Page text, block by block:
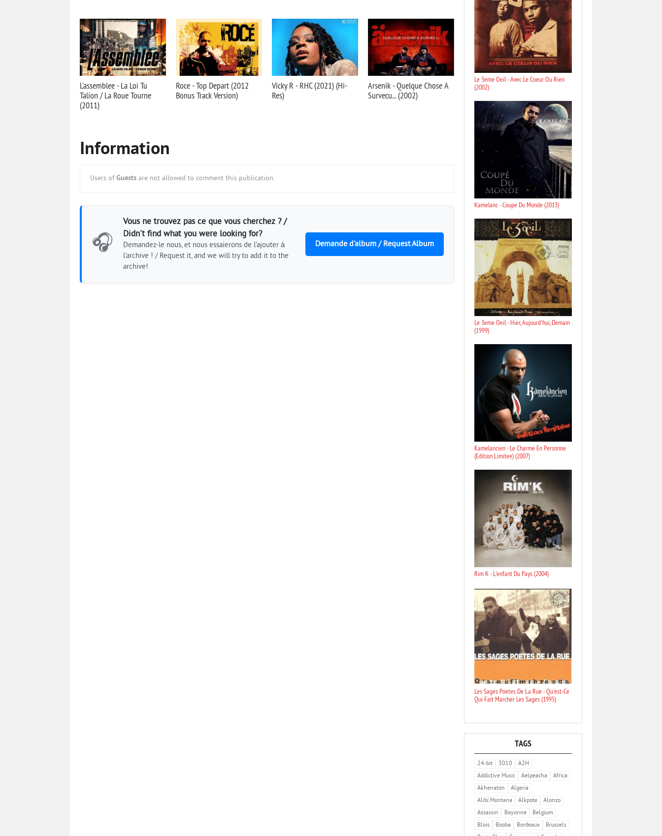
L'assemblee - La Loi Tu
Talion / La Roue Tourne
(2011)
Roce - Top Depart (2012
Bonus Track Version)
Vicky R - RHC (2021) (Hi-
Res)
Arsenik - Quelque Chose A
Survecu... (2002)
Information
Users of Guests are not allowed to comment this publication.
🎧
Vous ne trouvez pas ce que vous cherchez ? /
Didn't find what you were looking for?
Demandez-le nous, et nous essaierons de l'ajouter à
l'archive ! / Request it, and we will try to add it to the
archive!
Demande d'album / Request Album
Le 3eme Oeil - Avec Le Coeur Ou Rien
(2002)
Kamelanc - Coupe Du Monde (2013)
Le 3eme Oeil - Hier, Aujourd'hui, Demain
(1999)
Kamelancien - Le Charme En Personne
(Edition Limitee) (2007)
Rim K - L'enfant Du Pays (2004)
Les Sages Poetes De La Rue - Qu'est-Ce
Qui Fait Marcher Les Sages (1995)
TAGS
24-bit 3010
A2H
Addictive Music
Aelpeacha
Africa
Akhenaton
Algeria
Alibi Montana
Alkpote
Alonzo
Assassin
Bayonne
Belgium
Blois
Booba Bordeaux
Brussels